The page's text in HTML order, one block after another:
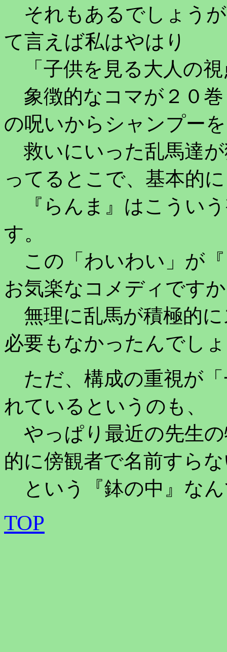
それもあるでしょう
て言えば私はやはり
「子供を見る大人の
象徴的なコマが２０巻
の呪いからシャンプーを
救いにいった乱馬達
ってるとこで、基本的に
『らんま』はこうい
す。
この「わいわい」が
お気楽なコメディです
無理に乱馬が積極的
必要もなかったんでし
ただ、構成の重視が
れているというのも、
やっぱり最近の先生
的に傍観者で名前すら
という『鉢の中』な
TOP